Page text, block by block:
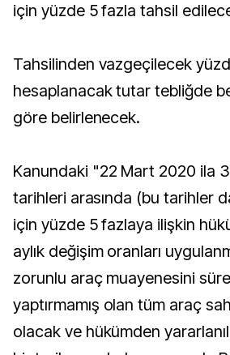
için yüzde 5 fazla tahsil
Tahsilinden vazgeçilecek
hesaplanacak tutar tebliğde
göre belirlenecek.
Kanundaki "22 Mart 2020 ila
tarihleri arasında (bu tarihler
için yüzde 5 fazlaya ilişkin
aylık değişim oranları
zorunlu araç muayenesini
yaptırmamış olan tüm araç
olacak ve hükümden